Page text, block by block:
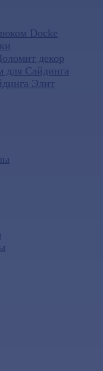
Docke
декор
Сайдинга
Элит